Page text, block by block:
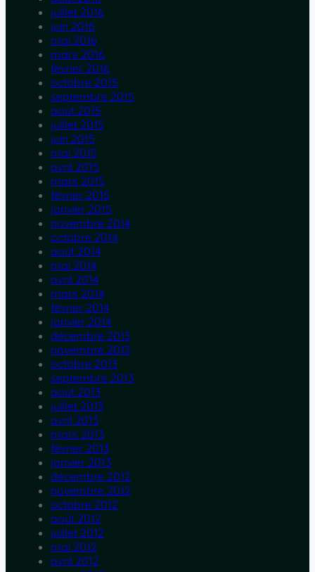
juillet 2016
juin 2016
mai 2016
mars 2016
février 2016
octobre 2015
septembre 2015
août 2015
juillet 2015
juin 2015
mai 2015
avril 2015
mars 2015
février 2015
janvier 2015
novembre 2014
octobre 2014
août 2014
mai 2014
avril 2014
mars 2014
février 2014
janvier 2014
décembre 2013
novembre 2013
octobre 2013
septembre 2013
août 2013
juillet 2013
avril 2013
mars 2013
février 2013
janvier 2013
décembre 2012
novembre 2012
octobre 2012
août 2012
juillet 2012
mai 2012
avril 2012